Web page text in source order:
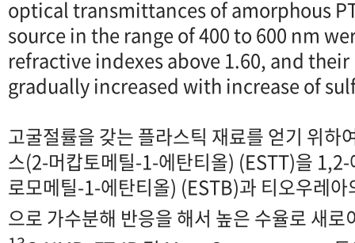
optical transmittances of amorphous
source in the range of 400 to 600 nm
refractive indexes above 1.60, and
gradually increased with increase of
고굴절률을 갖는 플라스틱 재료를 얻기 위하
스(2-머캅토메틸-1-에탄티올) (ESTT)을
로모메틸-1-에탄티올) (ESTB)과 티오우레
으로 가수분해 반응을 해서 높은 수율로 새